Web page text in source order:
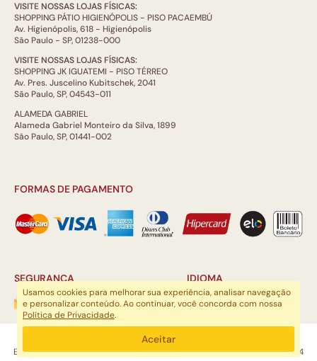
VISITE NOSSAS LOJAS FÍSICAS:
SHOPPING PÁTIO HIGIENÓPOLIS - PISO PACAEMBÚ
Av. Higienópolis, 618 - Higienópolis
São Paulo - SP, 01238-000
VISITE NOSSAS LOJAS FÍSICAS:
SHOPPING JK IGUATEMI - PISO TÉRREO
Av. Pres. Juscelino Kubitschek, 2041
São Paulo, SP, 04543-011
ALAMEDA GABRIEL
Alameda Gabriel Monteiro da Silva, 1899
São Paulo, SP, 01441-002
FORMAS DE PAGAMENTO
SEGURANÇA IDIOMA
ARTSOUL COMUNICAÇÃO DIGITAL LTDA | CNPJ: 29.752.781/0001-52
Escritório: Rua Quatá, 845 - Sala 2, Vila Olímpia, São Paulo, SP, 04546-044
Usamos cookies para melhorar sua experiência, analisar navegação
e personalizar conteúdo. Ao continuar, você concorda com nossa
Política de Privacidade.
Aceitar